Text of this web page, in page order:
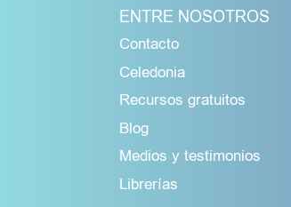
ENTRE NOSOTROS
Contacto
Celedonia
Recursos gratuitos
Blog
Medios y testimonios
Librerías